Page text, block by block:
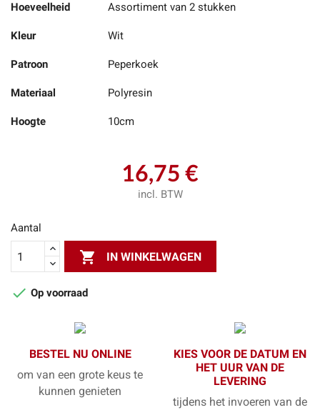
Hoeveelheid Assortiment van 2 stukken
Kleur Wit
Patroon Peperkoek
Materiaal Polyresin
Hoogte 10cm
16,75 €
incl. BTW
Aantal
 IN WINKELWAGEN
 Op voorraad
BESTEL NU ONLINE
om van een grote keus te
kunnen genieten
KIES VOOR DE DATUM EN
HET UUR VAN DE
LEVERING
tijdens het invoeren van de